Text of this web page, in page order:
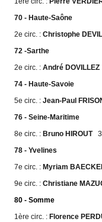
70 - Haute-Saône
2e circ. : Christophe
72 -Sarthe
2e circ. : André
74 - Haute-Savoie
5e circ. : Jean-Paul
76 - Seine-Maritime
8e circ. : Bruno HIROUT
78 - Yvelines
7e circ. : Myriam
9e circ. : Christiane
80 - Somme
1ère circ. : Florence